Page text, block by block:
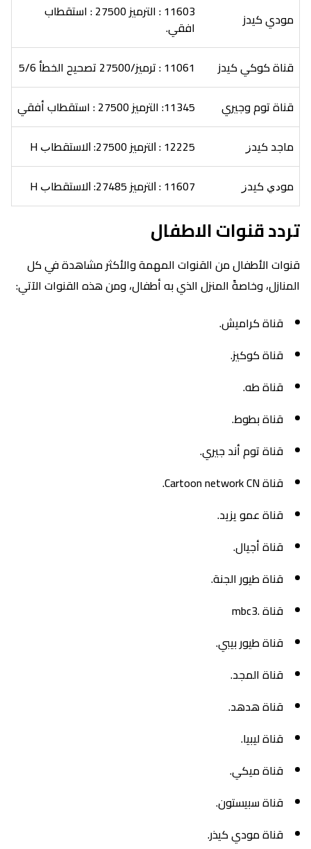
مودي كيدز
11603 : الترميز 27500 : استقطاب
افقي.
قناة كوكي كيدز
11061 : ترميز/27500 تصحيح الخطأ 5/6
قناة توم وجيري
11345: الترميز 27500 : استقطاب أفقي
ﻣﺎﺟﺪ ﻛﻴﺪﺯ
12225 : ﺍﻟﺘﺮﻣﻴﺰ 27500: ﺍﻻﺳﺘﻘﻄﺎﺏ H
ﻣﻮﺩﻱ ﻛﻴﺪﺯ
11607 : ﺍﻟﺘﺮﻣﻴﺰ 27485: ﺍﻻﺳﺘﻘﻄﺎﺏ H
تردد قنوات الاطفال
قنوات الأطفال من القنوات المهمة والأكثر مشاهدة في كل
المنازل، وخاصةً المنزل الذي به أطفال، ومن هذه القنوات الآتي:
قناة كراميش.
قناة كوكيز.
قناة طه.
قناة بطوط.
قناة توم أند جيري.
قناة Cartoon network CN.
قناة عمو يزيد.
قناة أجيال.
قناة طيور الجنة.
قناة .mbc3
قناة طيور بيبي.
قناة المجد.
قناة هدهد.
قناة ليبيا.
قناة ميكي.
قناة سبيستون.
قناة مودي كيذر.